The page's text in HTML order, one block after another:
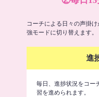
コーチによる日々の声掛
強モードに切り替えます。
進
毎日、進捗状況をコー
習を進められます。